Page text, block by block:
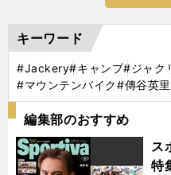
キーワード
#Jackery#キャンプ#ジャク
#マウンテンバイク#傳谷英
編集部のおすすめ
ス
特